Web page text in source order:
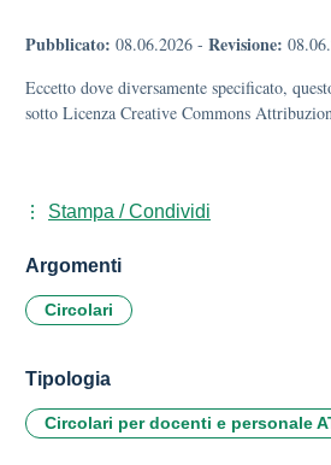
Pubblicato: 08.06.2026 - Revisione:
Eccetto dove diversamente specificato,
sotto Licenza Creative Commons
Stampa / Condividi
Argomenti
Circolari
Tipologia
Circolari per docenti e personale